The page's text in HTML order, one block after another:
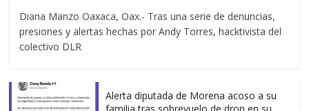
Diana Manzo Oaxaca, Oax.- Tras una serie de denuncias,
presiones y alertas hechas por Andy Torres, hacktivista del
colectivo DLR
Alerta diputada de Morena acoso a su
familia tras sobrevuelo de dron en su